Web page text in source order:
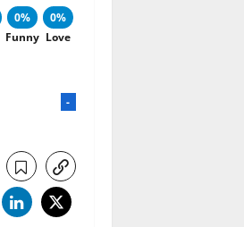
0%
Love
0%
Funny
-